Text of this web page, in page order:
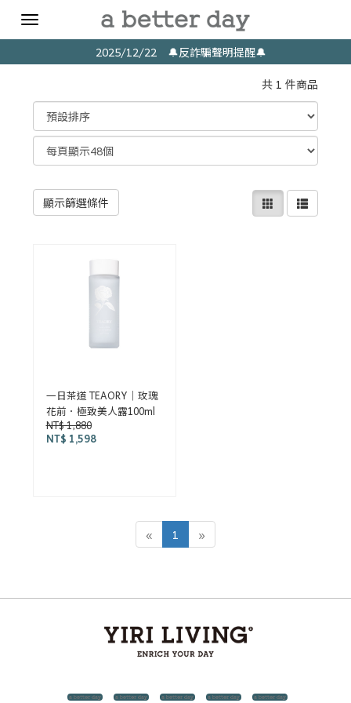
Toggle
navigation
2025/12/22 🔔反詐騙聲明提醒🔔
共 1 件商品
顯示篩選條件
一日茶道 TEAORY｜玫瑰
花前．極致美人露100ml
NT$ 1,880
NT$ 1,598
« 1 »